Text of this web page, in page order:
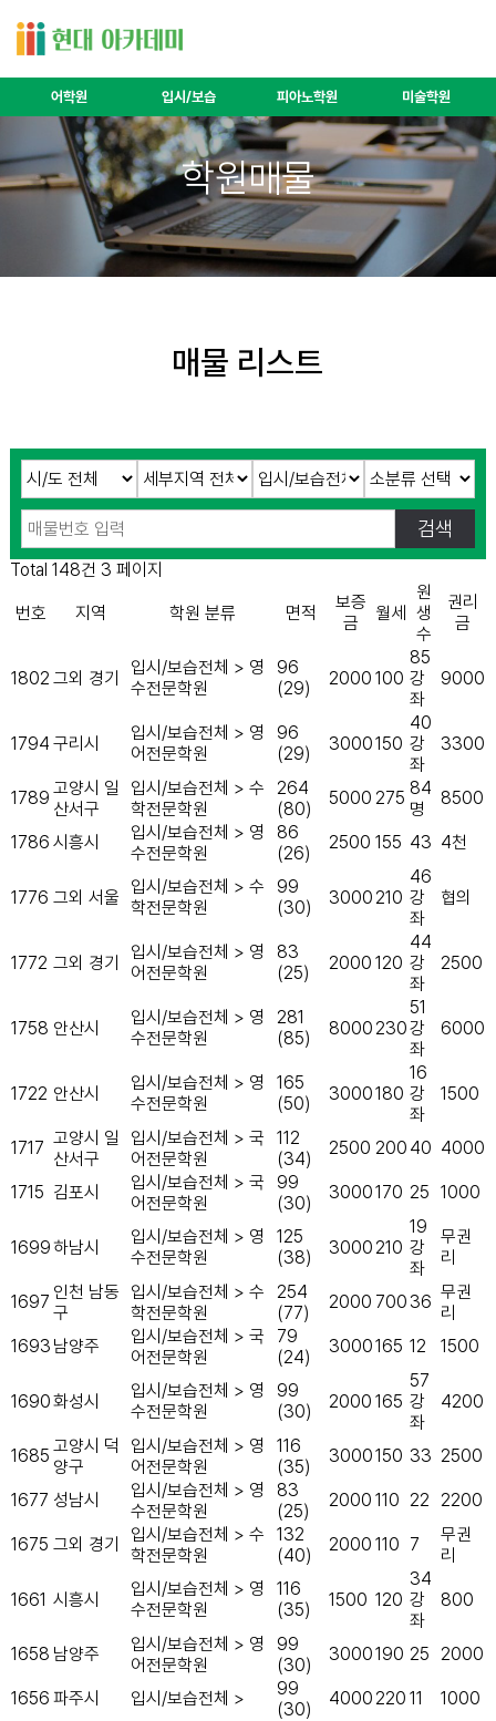
어학원 입시/보습 피아노학원 미술학원
학원매물
매물 리스트
Total 148건 3 페이지
번호 지역 학원 분류 면적
보증
금
월세
원
생
수
권리
금
1802 그외 경기
입시/보습전체 > 영
수전문학원
96
(29)
2000 100
85
강
좌
9000
1794 구리시
입시/보습전체 > 영
어전문학원
96
(29)
3000150
40
강
좌
3300
1789 고양시 일
산서구
입시/보습전체 > 수
학전문학원
264
(80)
5000 275 84
명
8500
1786 시흥시
입시/보습전체 > 영
수전문학원
86
(26)
2500 155 43 4천
1776 그외 서울
입시/보습전체 > 수
학전문학원
99
(30)
3000210
46
강
좌
협의
1772 그외 경기
입시/보습전체 > 영
어전문학원
83
(25)
2000 120
44
강
좌
2500
1758 안산시
입시/보습전체 > 영
수전문학원
281
(85)
8000230
51
강
좌
6000
1722 안산시
입시/보습전체 > 영
수전문학원
165
(50)
3000180
16
강
좌
1500
1717 고양시 일
산서구
입시/보습전체 > 국
어전문학원
112
(34)
2500 200 40 4000
1715 김포시
입시/보습전체 > 국
어전문학원
99
(30)
3000170 25 1000
1699하남시
입시/보습전체 > 영
수전문학원
125
(38)
3000210
19
강
좌
무권
리
1697 인천 남동
구
입시/보습전체 > 수
학전문학원
254
(77)
2000 700 36 무권
리
1693 남양주
입시/보습전체 > 국
어전문학원
79
(24)
3000165 12 1500
1690화성시
입시/보습전체 > 영
수전문학원
99
(30)
2000 165
57
강
좌
4200
1685 고양시 덕
양구
입시/보습전체 > 영
어전문학원
116
(35)
3000150 33 2500
1677 성남시
입시/보습전체 > 영
수전문학원
83
(25)
2000 110 22 2200
1675 그외 경기
입시/보습전체 > 수
학전문학원
132
(40)
2000 110 7
무권
리
1661 시흥시
입시/보습전체 > 영
수전문학원
116
(35)
1500 120
34
강
좌
800
1658 남양주
입시/보습전체 > 영
어전문학원
99
(30)
3000190 25 2000
1656 파주시 입시/보습전체 >
99
(30)
4000220 11 1000